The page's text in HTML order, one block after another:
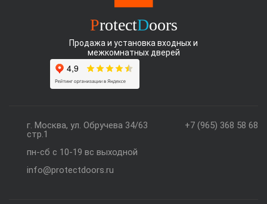
ProtectDoors
Продажа и установка входных и
межкомнатных дверей
+7 (965) 368 58 68
г. Москва, ул. Обручева 34/63
стр.1
пн-сб с 10-19 вс выходной
info@protectdoors.ru